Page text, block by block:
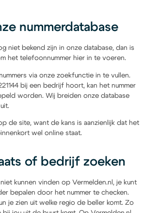
nummerdatabase
niet bekend zijn in onze database, dan is
het telefoonnummer hier in te voeren.
via onze zoekfunctie in te vullen.
bij een bedrijf hoort, kan het nummer
worden. Wij breiden onze database
de site, want de kans is aanzienlijk dat het
wel online staat.
of bedrijf zoeken
kunnen vinden op Vermelden.nl, je kunt
bepalen door het nummer te checken.
je zien uit welke regio de beller komt. Zo